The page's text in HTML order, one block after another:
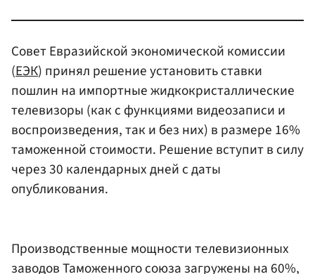
Совет Евразийской экономической комиссии
(ЕЭК) принял решение установить ставки
пошлин на импортные жидкокристаллические
телевизоры (как с функциями видеозаписи и
воспроизведения, так и без них) в размере 16%
таможенной стоимости. Решение вступит в силу
через 30 календарных дней с даты
опубликования.
Производственные мощности телевизионных
заводов Таможенного союза загружены на 60%,